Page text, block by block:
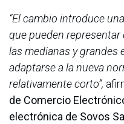
“El cambio introduce
que pueden
las medianas y grandes
adaptarse a la nueva
relativamente corto”,
de Comercio
electrónica de Sovos